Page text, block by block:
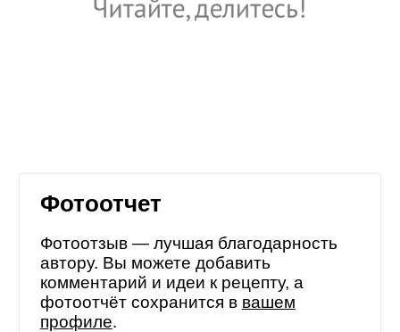
Фотоотчет
Фотоотзыв — лучшая благодарность
автору. Вы можете добавить
комментарий и идеи к рецепту, а
фотоотчёт сохранится в вашем
профиле.